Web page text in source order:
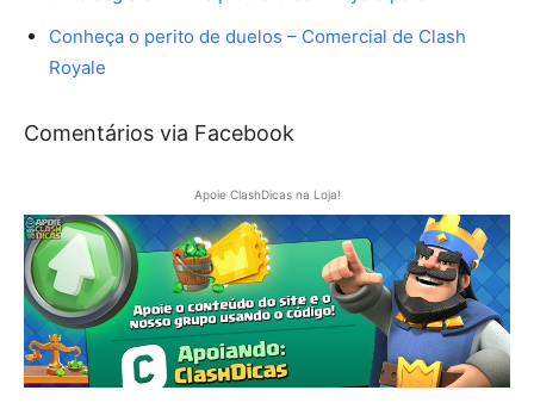
Conheça o perito de duelos – Comercial de Clash
Royale
Comentários via Facebook
Apoie ClashDicas na Loja!